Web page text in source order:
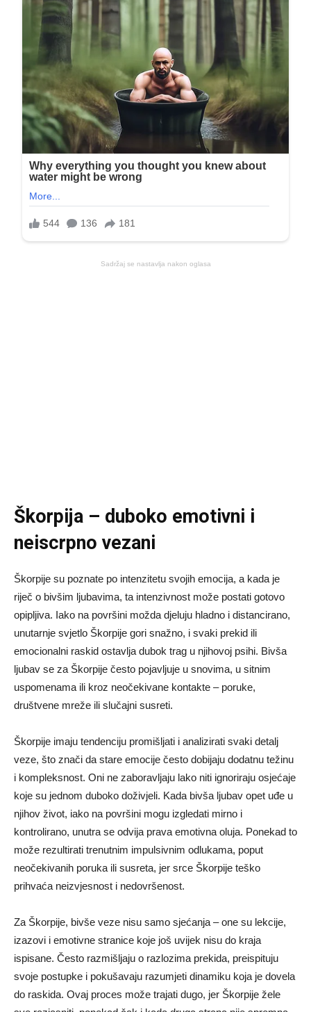
Sadržaj se nastavlja nakon oglasa
Škorpija – duboko emotivni i
neiscrpno vezani
Škorpije su poznate po intenzitetu svojih emocija, a kada je
riječ o bivšim ljubavima, ta intenzivnost može postati gotovo
opipljiva. Iako na površini možda djeluju hladno i distancirano,
unutarnje svjetlo Škorpije gori snažno, i svaki prekid ili
emocionalni raskid ostavlja dubok trag u njihovoj psihi. Bivša
ljubav se za Škorpije često pojavljuje u snovima, u sitnim
uspomenama ili kroz neočekivane kontakte – poruke,
društvene mreže ili slučajni susreti.
Škorpije imaju tendenciju promišljati i analizirati svaki detalj
veze, što znači da stare emocije često dobijaju dodatnu težinu
i kompleksnost. Oni ne zaboravljaju lako niti ignoriraju osjećaje
koje su jednom duboko doživjeli. Kada bivša ljubav opet uđe u
njihov život, iako na površini mogu izgledati mirno i
kontrolirano, unutra se odvija prava emotivna oluja. Ponekad to
može rezultirati trenutnim impulsivnim odlukama, poput
neočekivanih poruka ili susreta, jer srce Škorpije teško
prihvaća neizvjesnost i nedovršenost.
Za Škorpije, bivše veze nisu samo sjećanja – one su lekcije,
izazovi i emotivne stranice koje još uvijek nisu do kraja
ispisane. Često razmišljaju o razlozima prekida, preispituju
svoje postupke i pokušavaju razumjeti dinamiku koja je dovela
do raskida. Ovaj proces može trajati dugo, jer Škorpije žele